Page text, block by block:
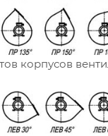
корпусов